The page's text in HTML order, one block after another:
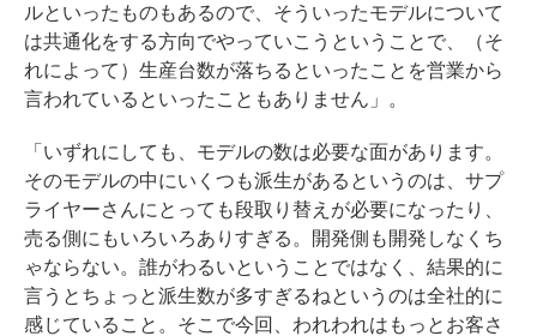
ルといったものもあるので、そういったモデルについて
は共通化をする方向でやっていこうということで、（そ
れによって）生産台数が落ちるといったことを営業から
言われているといったこともありません」。
「いずれにしても、モデルの数は必要な面があります。
そのモデルの中にいくつも派生があるというのは、サプ
ライヤーさんにとっても段取り替えが必要になったり、
売る側にもいろいろありすぎる。開発側も開発しなくち
ゃならない。誰がわるいということではなく、結果的に
言うとちょっと派生数が多すぎるねというのは全社的に
感じていること。そこで今回、われわれはもっとお客さ